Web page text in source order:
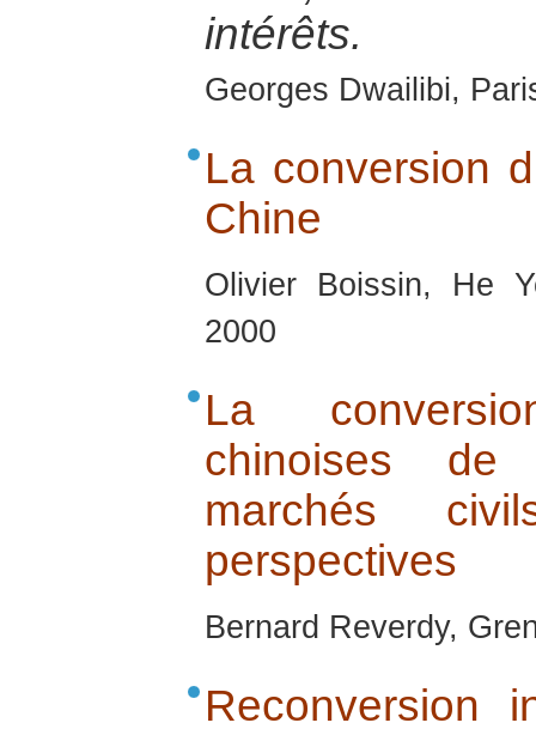
intérêts.
Georges Dwailibi,
La conversion
Chine
Olivier Boissin, He
2000
La
chinoises
marchés
perspectives
Bernard Reverdy,
Reconversion